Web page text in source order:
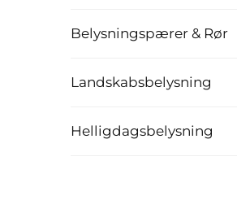
Belysningspærer & Rør
Landskabsbelysning
Helligdagsbelysning